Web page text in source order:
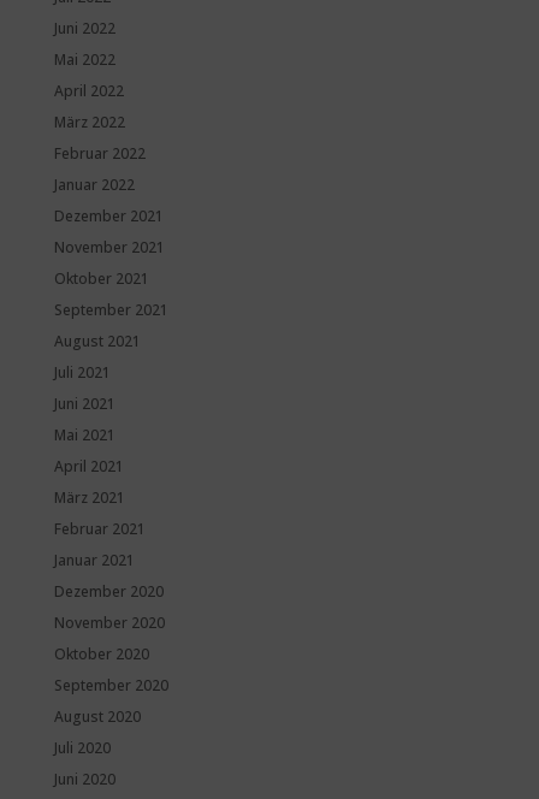
Juni 2022
Mai 2022
April 2022
März 2022
Februar 2022
Januar 2022
Dezember 2021
November 2021
Oktober 2021
September 2021
August 2021
Juli 2021
Juni 2021
Mai 2021
April 2021
März 2021
Februar 2021
Januar 2021
Dezember 2020
November 2020
Oktober 2020
September 2020
August 2020
Juli 2020
Juni 2020